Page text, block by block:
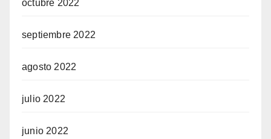
octubre 2022
septiembre 2022
agosto 2022
julio 2022
junio 2022